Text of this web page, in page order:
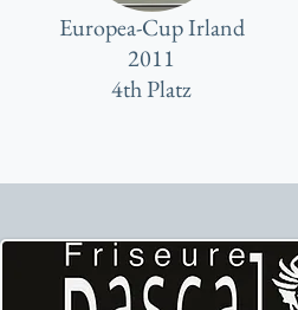
Europea-Cup Irland
2011
4th Platz